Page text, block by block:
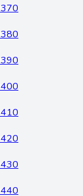
370
380
390
400
410
420
430
440